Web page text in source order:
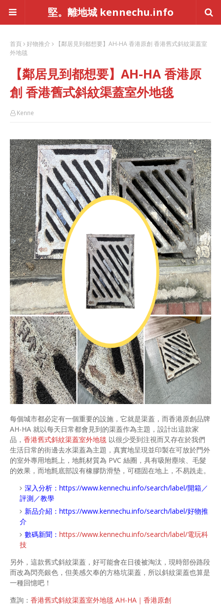
堅。離地城 kennechu.info
首頁 好物推介
【鄰居見到都想要】AH-HA 香港原創 香港舊式斜紋渠蓋室
外地毯
【鄰居見到都想要】AH-HA 香港原
創 香港舊式斜紋渠蓋室外地毯
Kenne
每個城市都必定有一個重要的設施，它就是渠蓋，而香港原創品牌
AH-HA 就以每天日常都會見到的渠蓋作為主題，設計出這款家
品， 香港舊式斜紋渠蓋室外地毯 以很少受到注視而又存在於我們
生活日常的街邊去水渠蓋為主題，真實地呈現並印製在可放於門外
的室外專用地氈上，地氈材質為 PVC 絲圈，具有吸附塵埃、毛髮
的效果，而地氈底部設有橡膠防滑墊，可穩固在地上，不易跣走。
深入分析： https://www.kennechu.info/search/label/開箱／
評測／教學
新品介紹： https://www.kennechu.info/search/label/好物推
介
數碼新聞： https://www.kennechu.info/search/label/電玩科
技
另外，這款舊式斜紋渠蓋，好可能會在日後被淘汰，現時部份路段
而改為閃亮銀色，但美感欠奉的方格坑渠蓋，所以斜紋渠蓋也算是
一種回憶吧！
查詢： 香港舊式斜紋渠蓋室外地毯 AH-HA｜香港原創